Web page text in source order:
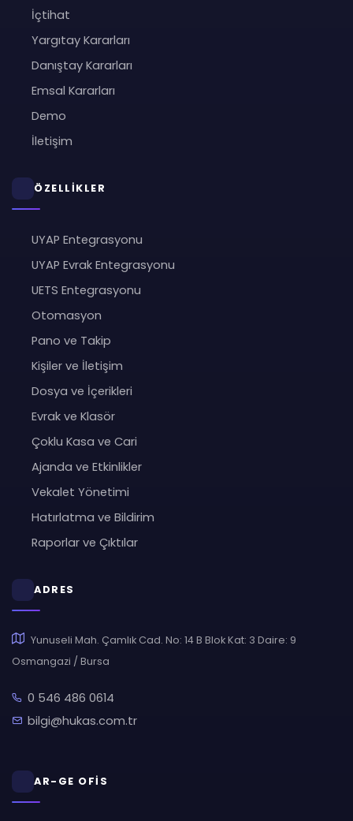
İçtihat
Yargıtay Kararları
Danıştay Kararları
Emsal Kararları
Demo
İletişim
ÖZELLİKLER
UYAP Entegrasyonu
UYAP Evrak Entegrasyonu
UETS Entegrasyonu
Otomasyon
Pano ve Takip
Kişiler ve İletişim
Dosya ve İçerikleri
Evrak ve Klasör
Çoklu Kasa ve Cari
Ajanda ve Etkinlikler
Vekalet Yönetimi
Hatırlatma ve Bildirim
Raporlar ve Çıktılar
ADRES
Yunuseli Mah. Çamlık Cad. No: 14 B Blok Kat: 3 Daire: 9
Osmangazi / Bursa
0 546 486 0614
bilgi@hukas.com.tr
AR-GE OFİS